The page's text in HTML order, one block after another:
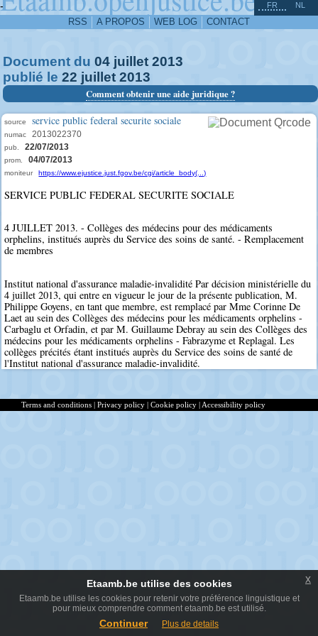
-
RSS A PROPOS WEB LOG CONTACT
FR NL
Document du 04 juillet 2013
publié le 22 juillet 2013
Comment obtenir une aide juridique ?
source service public federal securite sociale
numac 2013022370
pub. 22/07/2013
prom. 04/07/2013
moniteur https://www.ejustice.just.fgov.be/cgi/article_body(...)
SERVICE PUBLIC FEDERAL SECURITE SOCIALE
4 JUILLET 2013. - Collèges des médecins pour des médicaments
orphelins, institués auprès du Service des soins de santé. - Remplacement
de membres
Institut national d'assurance maladie-invalidité Par décision ministérielle du
4 juillet 2013, qui entre en vigueur le jour de la présente publication, M.
Philippe Goyens, en tant que membre, est remplacé par Mme Corinne De
Laet au sein des Collèges des médecins pour les médicaments orphelins -
Carbaglu et Orfadin, et par M. Guillaume Debray au sein des Collèges des
médecins pour les médicaments orphelins - Fabrazyme et Replagal. Les
collèges précités étant institués auprès du Service des soins de santé de
l'Institut national d'assurance maladie-invalidité.
^
Terms and conditions | Privacy policy | Cookie policy | Accessibility policy
Etaamb.be utilise des cookies
Etaamb.be utilise les cookies pour retenir votre préférence linguistique et
pour mieux comprendre comment etaamb.be est utilisé.
Continuer Plus de details
x